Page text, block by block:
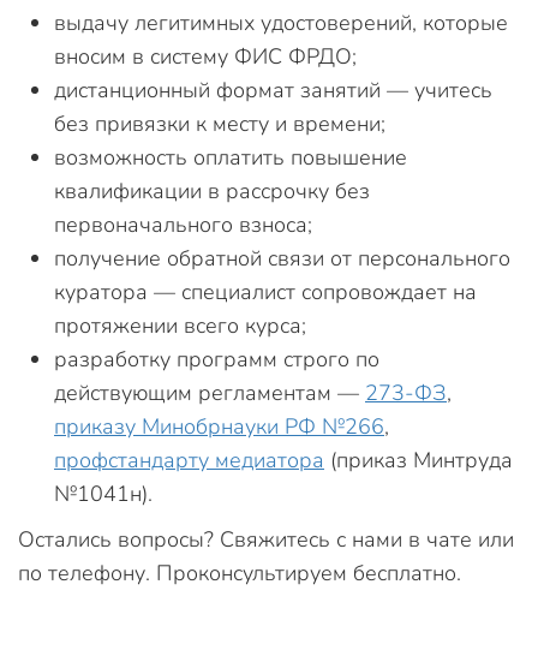
выдачу легитимных удостоверений, которые
вносим в систему ФИС ФРДО;
дистанционный формат занятий — учитесь
без привязки к месту и времени;
возможность оплатить повышение
квалификации в рассрочку без
первоначального взноса;
получение обратной связи от персонального
куратора — специалист сопровождает на
протяжении всего курса;
разработку программ строго по
действующим регламентам — 273-ФЗ,
приказу Минобрнауки РФ №266,
профстандарту медиатора (приказ Минтруда
№1041н).
Остались вопросы? Свяжитесь с нами в чате или
по телефону. Проконсультируем бесплатно.